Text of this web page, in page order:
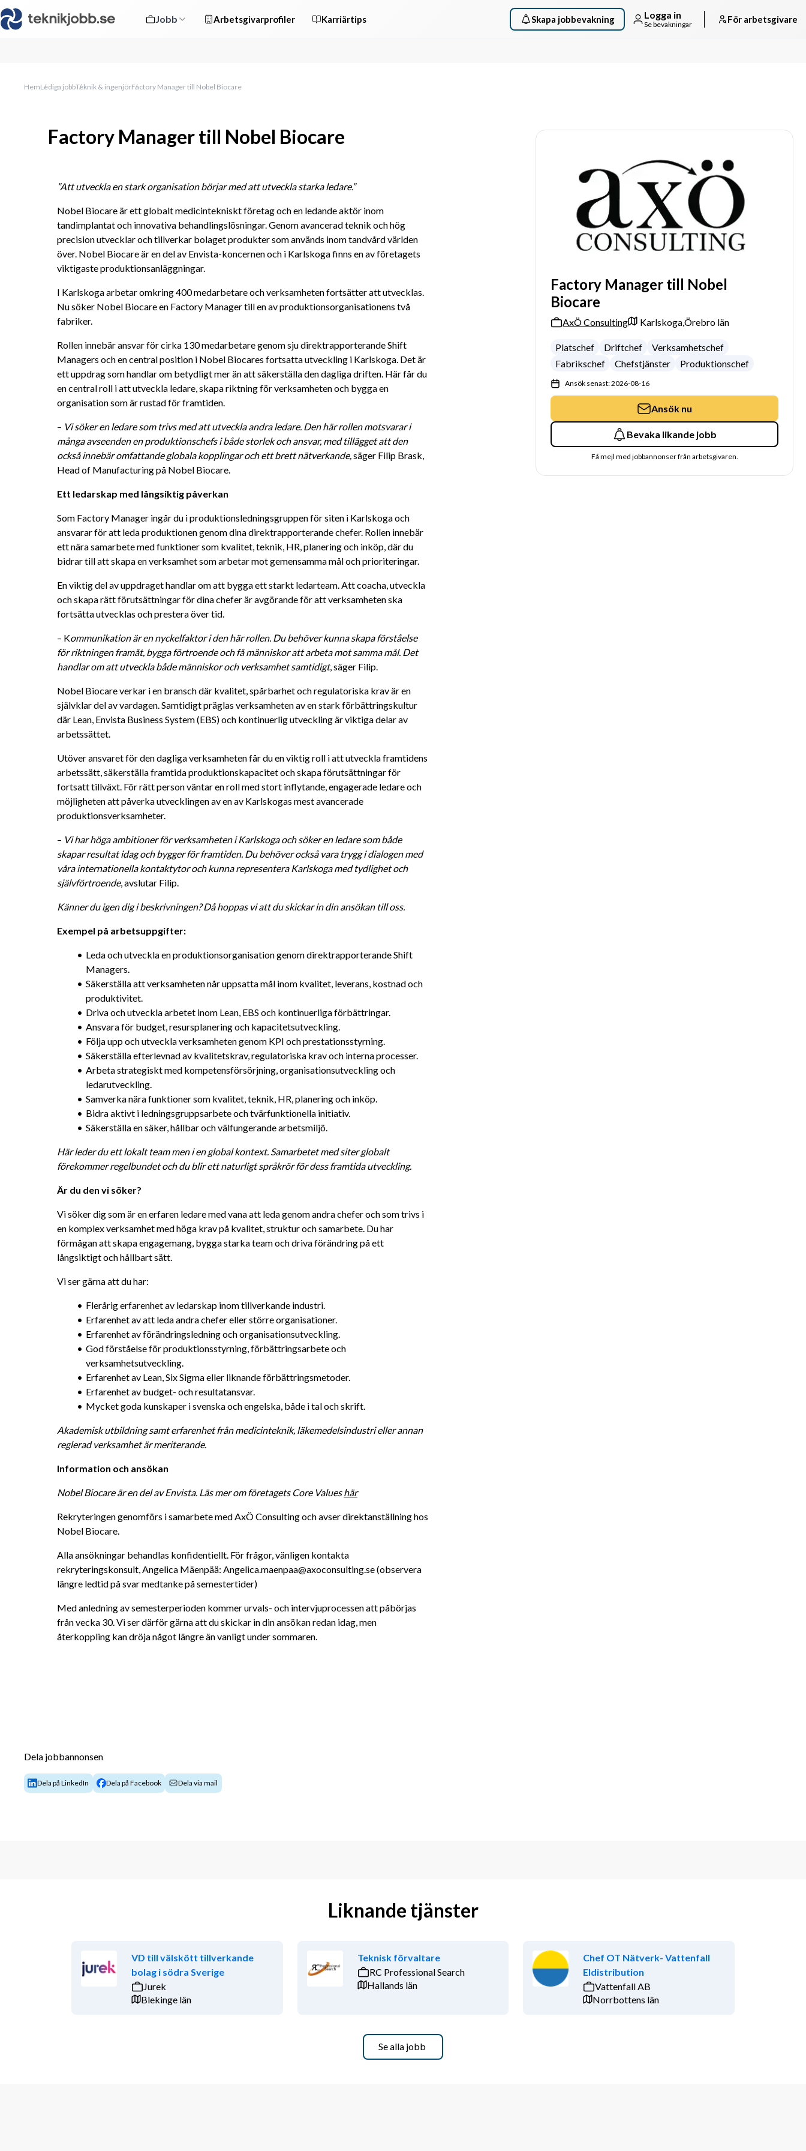
Jobb Arbetsgivarprofiler Karriärtips Skapa jobbevakning Logga in
Se bevakningar För arbetsgivare
HemLediga jobbTeknik & ingenjörFactory Manager till Nobel Biocare
Factory Manager till Nobel Biocare
”Att utveckla en stark organisation börjar med att utveckla starka ledare.”
Nobel Biocare är ett globalt medicintekniskt företag och en ledande aktör inom
tandimplantat och innovativa behandlingslösningar. Genom avancerad teknik och hög
precision utvecklar och tillverkar bolaget produkter som används inom tandvård världen
över. Nobel Biocare är en del av Envista-koncernen och i Karlskoga finns en av företagets
viktigaste produktionsanläggningar.
I Karlskoga arbetar omkring 400 medarbetare och verksamheten fortsätter att utvecklas.
Nu söker Nobel Biocare en Factory Manager till en av produktionsorganisationens två
fabriker.
Rollen innebär ansvar för cirka 130 medarbetare genom sju direktrapporterande Shift
Managers och en central position i Nobel Biocares fortsatta utveckling i Karlskoga. Det är
ett uppdrag som handlar om betydligt mer än att säkerställa den dagliga driften. Här får du
en central roll i att utveckla ledare, skapa riktning för verksamheten och bygga en
organisation som är rustad för framtiden.
– Vi söker en ledare som trivs med att utveckla andra ledare. Den här rollen motsvarar i
många avseenden en produktionschefs i både storlek och ansvar, med tillägget att den
också innebär omfattande globala kopplingar och ett brett nätverkande, säger Filip Brask,
Head of Manufacturing på Nobel Biocare.
Ett ledarskap med långsiktig påverkan
Som Factory Manager ingår du i produktionsledningsgruppen för siten i Karlskoga och
ansvarar för att leda produktionen genom dina direktrapporterande chefer. Rollen innebär
ett nära samarbete med funktioner som kvalitet, teknik, HR, planering och inköp, där du
bidrar till att skapa en verksamhet som arbetar mot gemensamma mål och prioriteringar.
En viktig del av uppdraget handlar om att bygga ett starkt ledarteam. Att coacha, utveckla
och skapa rätt förutsättningar för dina chefer är avgörande för att verksamheten ska
fortsätta utvecklas och prestera över tid.
– Kommunikation är en nyckelfaktor i den här rollen. Du behöver kunna skapa förståelse
för riktningen framåt, bygga förtroende och få människor att arbeta mot samma mål. Det
handlar om att utveckla både människor och verksamhet samtidigt, säger Filip.
Nobel Biocare verkar i en bransch där kvalitet, spårbarhet och regulatoriska krav är en
självklar del av vardagen. Samtidigt präglas verksamheten av en stark förbättringskultur
där Lean, Envista Business System (EBS) och kontinuerlig utveckling är viktiga delar av
arbetssättet.
Utöver ansvaret för den dagliga verksamheten får du en viktig roll i att utveckla framtidens
arbetssätt, säkerställa framtida produktionskapacitet och skapa förutsättningar för
fortsatt tillväxt. För rätt person väntar en roll med stort inflytande, engagerade ledare och
möjligheten att påverka utvecklingen av en av Karlskogas mest avancerade
produktionsverksamheter.
– Vi har höga ambitioner för verksamheten i Karlskoga och söker en ledare som både
skapar resultat idag och bygger för framtiden. Du behöver också vara trygg i dialogen med
våra internationella kontaktytor och kunna representera Karlskoga med tydlighet och
självförtroende, avslutar Filip.
Känner du igen dig i beskrivningen? Då hoppas vi att du skickar in din ansökan till oss.
Exempel på arbetsuppgifter:
Leda och utveckla en produktionsorganisation genom direktrapporterande Shift
Managers.
Säkerställa att verksamheten når uppsatta mål inom kvalitet, leverans, kostnad och
produktivitet.
Driva och utveckla arbetet inom Lean, EBS och kontinuerliga förbättringar.
Ansvara för budget, resursplanering och kapacitetsutveckling.
Följa upp och utveckla verksamheten genom KPI och prestationsstyrning.
Säkerställa efterlevnad av kvalitetskrav, regulatoriska krav och interna processer.
Arbeta strategiskt med kompetensförsörjning, organisationsutveckling och
ledarutveckling.
Samverka nära funktioner som kvalitet, teknik, HR, planering och inköp.
Bidra aktivt i ledningsgruppsarbete och tvärfunktionella initiativ.
Säkerställa en säker, hållbar och välfungerande arbetsmiljö.
Här leder du ett lokalt team men i en global kontext. Samarbetet med siter globalt
förekommer regelbundet och du blir ett naturligt språkrör för dess framtida utveckling.
Är du den vi söker?
Vi söker dig som är en erfaren ledare med vana att leda genom andra chefer och som trivs i
en komplex verksamhet med höga krav på kvalitet, struktur och samarbete. Du har
förmågan att skapa engagemang, bygga starka team och driva förändring på ett
långsiktigt och hållbart sätt.
Vi ser gärna att du har:
Flerårig erfarenhet av ledarskap inom tillverkande industri.
Erfarenhet av att leda andra chefer eller större organisationer.
Erfarenhet av förändringsledning och organisationsutveckling.
God förståelse för produktionsstyrning, förbättringsarbete och
verksamhetsutveckling.
Erfarenhet av Lean, Six Sigma eller liknande förbättringsmetoder.
Erfarenhet av budget- och resultatansvar.
Mycket goda kunskaper i svenska och engelska, både i tal och skrift.
Akademisk utbildning samt erfarenhet från medicinteknik, läkemedelsindustri eller annan
reglerad verksamhet är meriterande.
Information och ansökan
Nobel Biocare är en del av Envista. Läs mer om företagets Core Values här
Rekryteringen genomförs i samarbete med AxÖ Consulting och avser direktanställning hos
Nobel Biocare.
Alla ansökningar behandlas konfidentiellt. För frågor, vänligen kontakta
rekryteringskonsult, Angelica Mäenpää: Angelica.maenpaa@axoconsulting.se (observera
längre ledtid på svar medtanke på semestertider)
Med anledning av semesterperioden kommer urvals- och intervjuprocessen att påbörjas
från vecka 30. Vi ser därför gärna att du skickar in din ansökan redan idag, men
återkoppling kan dröja något längre än vanligt under sommaren.
Factory Manager till Nobel
Biocare
AxÖ Consulting Karlskoga,Örebro län
Platschef Driftchef
Verksamhetschef
Fabrikschef
Chefstjänster Produktionschef
Ansök senast: 2026-08-16
Ansök nu
Bevaka likande jobb
Få mejl med jobbannonser från arbetsgivaren.
Dela jobbannonsen
Dela på LinkedIn Dela på Facebook Dela via mail
Liknande tjänster
VD till välskött tillverkande
bolag i södra Sverige
Jurek
Blekinge län
Teknisk förvaltare
RC Professional Search
Hallands län
Chef OT Nätverk- Vattenfall
Eldistribution
Vattenfall AB
Norrbottens län
Se alla jobb